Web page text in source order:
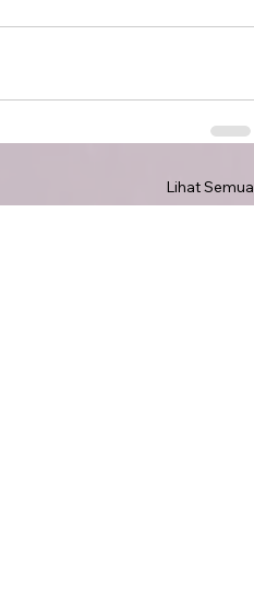
Lihat Semua